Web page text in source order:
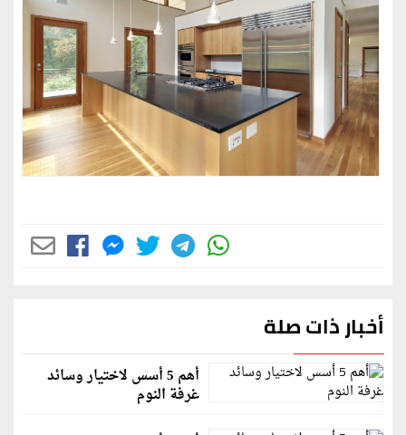
أخبار ذات صلة
أهم 5 أسس لاختيار وسائد
غرفة النوم